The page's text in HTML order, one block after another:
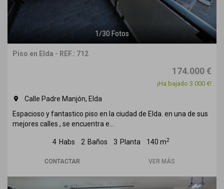
1 /30 Fotos
Piso en Elda - REF.: 712
174.000 €
¡Ha bajado 3.000 €!
room
Calle Padre Manjón, Elda
Espacioso y fantastico piso en la ciudad de Elda. en una de sus
mejores calles , se encuentra e...
4 Habs 2 Baños 3 Planta 140 m2
CONTACTAR VER MÁS
Next